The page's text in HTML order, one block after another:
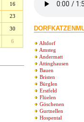
16
23
30
6
Altdorf
Amsteg
Andermatt
Attinghausen
Bauen
Bristen
Bürglen
Erstfeld
Flüelen
Göschenen
Gurtnellen
Hospental